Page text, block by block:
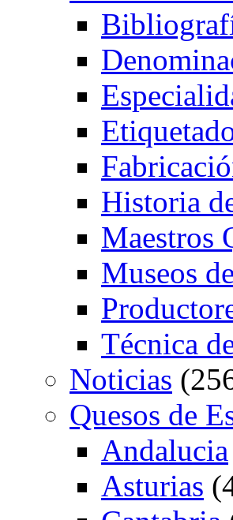
Historia
Maestros
Museos
Técnica
Noticias
Quesos de
Andalucia
Asturias